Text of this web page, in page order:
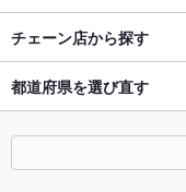
チェーン店から探す
都道府県を選び直す